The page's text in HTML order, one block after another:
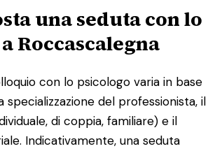
una seduta con lo
Roccascalegna
con lo psicologo varia in base
specializzazione del professionista, il
di coppia, familiare) e il
Indicativamente, una seduta